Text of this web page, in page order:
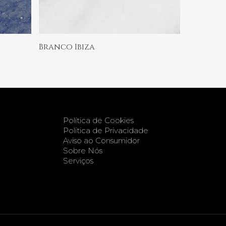
Branco Ibiza
Política de Cookies
Politica de Privacidade
Aviso ao Consumidor
Sobre Nós
Serviços